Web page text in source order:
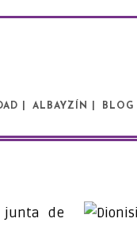
| ALBAYZÍN | BLOG |
junta de